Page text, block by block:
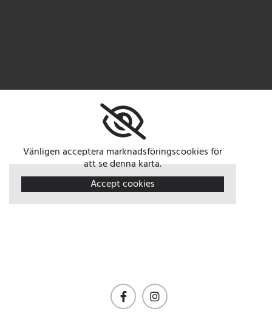
Vänligen acceptera marknadsföringscookies för
att se denna karta.
Accept cookies